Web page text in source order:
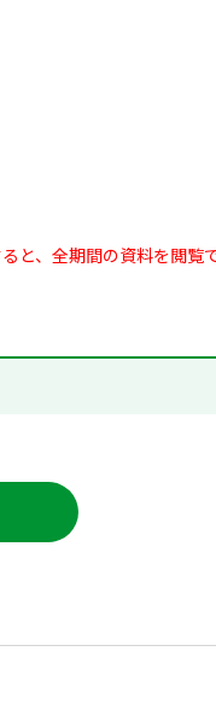
と、全期間の資料を閲覧